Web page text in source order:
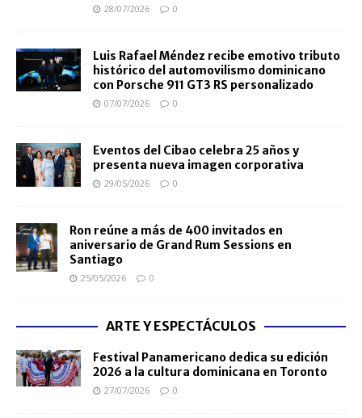
28/07/2026 0
Luis Rafael Méndez recibe emotivo tributo
histórico del automovilismo dominicano
con Porsche 911 GT3 RS personalizado
07/07/2026 0
Eventos del Cibao celebra 25 años y
presenta nueva imagen corporativa
29/05/2026 0
Ron reúne a más de 400 invitados en
aniversario de Grand Rum Sessions en
Santiago
25/05/2026 0
ARTE Y ESPECTÁCULOS
Festival Panamericano dedica su edición
2026 a la cultura dominicana en Toronto
27/07/2026 0